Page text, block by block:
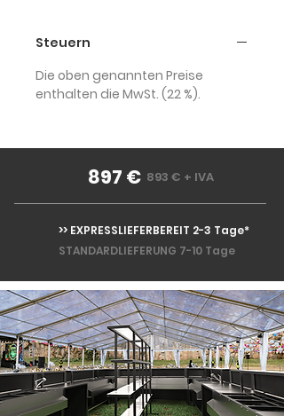
Steuern
Die oben genannten Preise
enthalten die MwSt. (22 %).
897 € 893 € + IVA
>> EXPRESSLIEFERBEREIT 2-3 Tage*
STANDARDLIEFERUNG 7-10 Tage